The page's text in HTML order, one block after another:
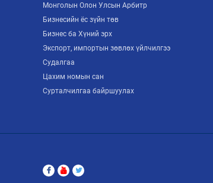
Монголын Олон Улсын Арбитр
Бизнесийн ёс зүйн төв
Бизнес ба Хүний эрх
Экспорт, импортын зөвлөх үйлчилгээ
Судалгаа
Цахим номын сан
Сурталчилгаа байршуулах